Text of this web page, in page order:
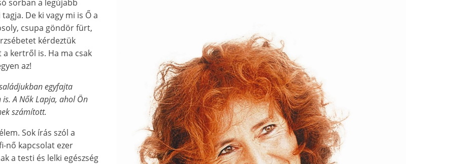
sorban a legújabb
De ki vagy mi is Ő a
csupa göndör fürt,
kérdeztük
kertről is. Ha ma csak
az!
egyfajta
A Nők Lapja, ahol Ön
számított.
Sok írás szól a
nő kapcsolat ezer
a testi és lelki egészség